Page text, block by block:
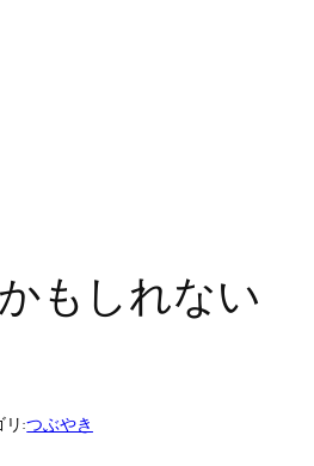
もしれない
リ:つぶやき